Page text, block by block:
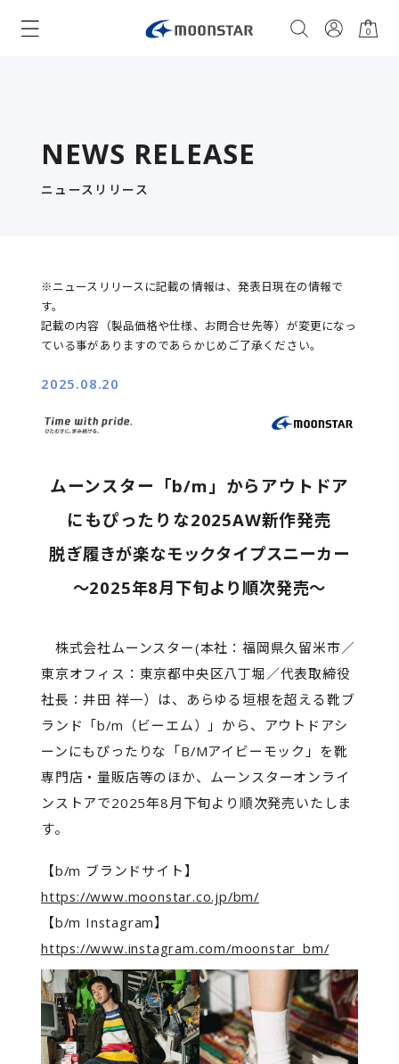
0
NEWS RELEASE
ニュースリリース
※ニュースリリースに記載の情報は、発表日現在の情報で
す。
記載の内容（製品価格や仕様、お問合せ先等）が変更になっ
ている事がありますのであらかじめご了承ください。
2025.08.20
ムーンスター「b/m」からアウトドア
にもぴったりな2025AW新作発売
脱ぎ履きが楽なモックタイプスニーカー
～2025年8月下旬より順次発売～
株式会社ムーンスター(本社：福岡県久留米市／
東京オフィス：東京都中央区八丁堀／代表取締役
社長：井田 祥一）は、あらゆる垣根を超える靴ブ
ランド「b/m（ビーエム）」から、アウトドアシ
ーンにもぴったりな「B/Mアイビーモック」を靴
専門店・量販店等のほか、ムーンスターオンライ
ンストアで2025年8月下旬より順次発売いたしま
す。
【b/m ブランドサイト】
https://www.moonstar.co.jp/bm/
【b/m Instagram】
https://www.instagram.com/moonstar_bm/